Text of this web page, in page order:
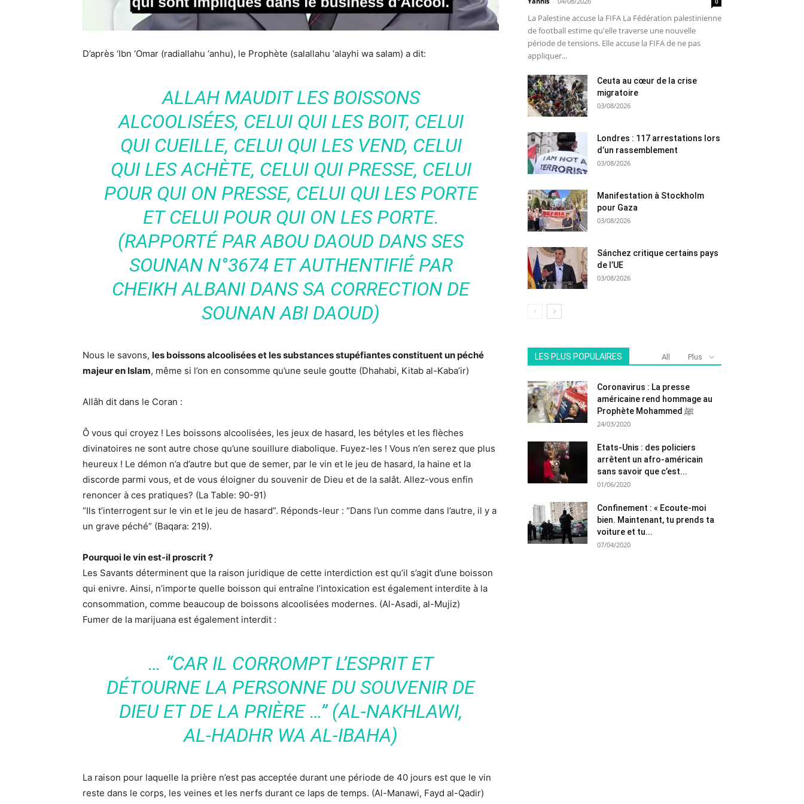
D’après ‘Ibn ‘Omar (radiallahu ‘anhu), le Prophète (salallahu ‘alayhi wa salam) a dit:
ALLAH MAUDIT LES BOISSONS
ALCOOLISÉES, CELUI QUI LES BOIT, CELUI
QUI CUEILLE, CELUI QUI LES VEND, CELUI
QUI LES ACHÈTE, CELUI QUI PRESSE, CELUI
POUR QUI ON PRESSE, CELUI QUI LES PORTE
ET CELUI POUR QUI ON LES PORTE.
(RAPPORTÉ PAR ABOU DAOUD DANS SES
SOUNAN N°3674 ET AUTHENTIFIÉ PAR
CHEIKH ALBANI DANS SA CORRECTION DE
SOUNAN ABI DAOUD)
Nous le savons, les boissons alcoolisées et les substances stupéfiantes constituent un péché
majeur en Islam, même si l’on en consomme qu’une seule goutte (Dhahabi, Kitab al-Kaba’ir)
Allâh dit dans le Coran :
Ô vous qui croyez ! Les boissons alcoolisées, les jeux de hasard, les bétyles et les flèches
divinatoires ne sont autre chose qu’une souillure diabolique. Fuyez-les ! Vous n’en serez que plus
heureux ! Le démon n’a d’autre but que de semer, par le vin et le jeu de hasard, la haine et la
discorde parmi vous, et de vous éloigner du souvenir de Dieu et de la salât. Allez-vous enfin
renoncer à ces pratiques? (La Table: 90-91)
“Ils t’interrogent sur le vin et le jeu de hasard”. Réponds-leur : “Dans l’un comme dans l’autre, il y a
un grave péché” (Baqara: 219).
Pourquoi le vin est-il proscrit ?
Les Savants déterminent que la raison juridique de cette interdiction est qu’il s’agit d’une boisson
qui enivre. Ainsi, n’importe quelle boisson qui entraîne l’intoxication est également interdite à la
consommation, comme beaucoup de boissons alcoolisées modernes. (Al-Asadi, al-Mujiz)
Fumer de la marijuana est également interdit :
… “CAR IL CORROMPT L’ESPRIT ET
DÉTOURNE LA PERSONNE DU SOUVENIR DE
DIEU ET DE LA PRIÈRE …” (AL-NAKHLAWI,
AL-HADHR WA AL-IBAHA)
La raison pour laquelle la prière n’est pas acceptée durant une période de 40 jours est que le vin
reste dans le corps, les veines et les nerfs durant ce laps de temps. (Al-Manawi, Fayd al-Qadir)
La Palestine accuse la FIFA La Fédération palestinienne
de football estime qu'elle traverse une nouvelle
période de tensions. Elle accuse la FIFA de ne pas
appliquer...
Ceuta au cœur de la crise
migratoire
03/08/2026
Londres : 117 arrestations lors
d’un rassemblement
03/08/2026
Manifestation à Stockholm
pour Gaza
03/08/2026
Sánchez critique certains pays
de l’UE
03/08/2026
LES PLUS POPULAIRES All Plus
Coronavirus : La presse
américaine rend hommage au
Prophète Mohammed ﷺ
24/03/2020
Etats-Unis : des policiers
arrêtent un afro-américain
sans savoir que c’est...
01/06/2020
Confinement : « Ecoute-moi
bien. Maintenant, tu prends ta
voiture et tu...
07/04/2020